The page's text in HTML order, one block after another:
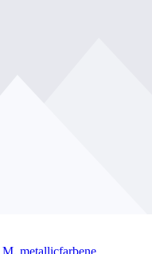
metallicfarbene